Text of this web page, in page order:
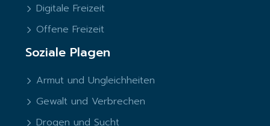
Digitale Freizeit
Offene Freizeit
Soziale Plagen
Armut und Ungleichheiten
Gewalt und Verbrechen
Drogen und Sucht